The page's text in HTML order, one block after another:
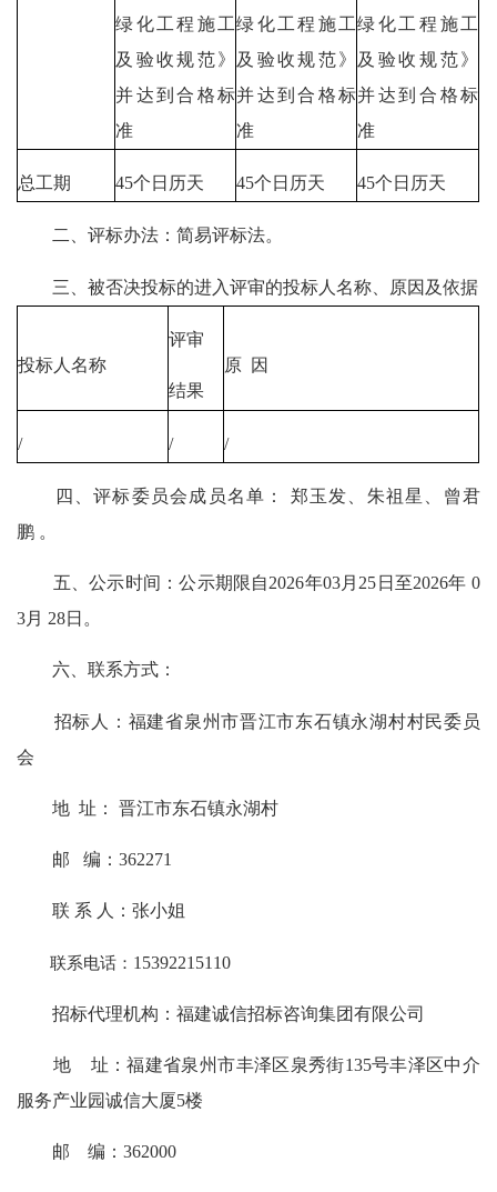
绿化工程施工
及验收规范》
并达到合格标
准
绿化工程施工
及验收规范》
并达到合格标
准
绿化工程施工
及验收规范》
并达到合格标
准
总工期 45个日历天 45个日历天 45个日历天
二、评标办法：简易评标法。
三、被否决投标的进入评审的投标人名称、原因及依据
投标人名称
评审
结果
原 因
/ / /
四、评标委员会成员名单： 郑玉发、朱祖星、曾君
鹏 。
五、公示时间：公示期限自2026年03月25日至2026年 0
3月 28日。
六、联系方式：
招标人：福建省泉州市晋江市东石镇永湖村村民委员
会
地 址： 晋江市东石镇永湖村
邮 编：362271
联 系 人：张小姐
联系电话： 15392215110
招标代理机构：福建诚信招标咨询集团有限公司
地 址：福建省泉州市丰泽区泉秀街135号丰泽区中介
服务产业园诚信大厦5楼
邮 编：362000